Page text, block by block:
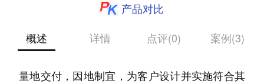
产品对比
概述
详情 点评(0) 案例(3)
量地交付，因地制宜，为客户设计并实施符合其